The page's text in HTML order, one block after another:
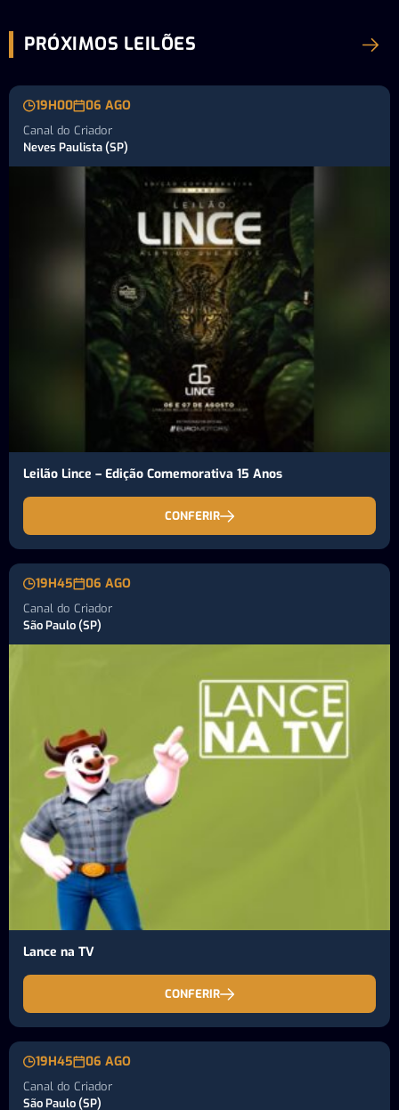
PRÓXIMOS LEILÕES
19H00 06 AGO
Canal do Criador
Neves Paulista (SP)
Leilão Lince – Edição Comemorativa 15 Anos
CONFERIR
19H45 06 AGO
Canal do Criador
São Paulo (SP)
Lance na TV
CONFERIR
19H45 06 AGO
Canal do Criador
São Paulo (SP)